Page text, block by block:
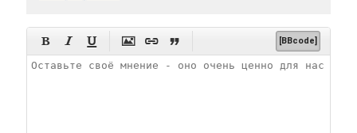
      [BBcode]